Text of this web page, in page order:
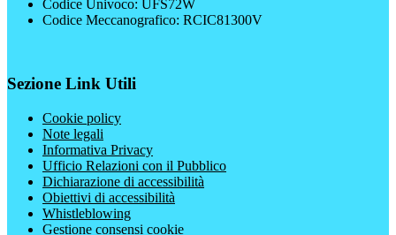
Codice Univoco: UFS72W
Codice Meccanografico: RCIC81300V
Sezione Link Utili
Cookie policy
Note legali
Informativa Privacy
Ufficio Relazioni con il Pubblico
Dichiarazione di accessibilità
Obiettivi di accessibilità
Whistleblowing
Gestione consensi cookie